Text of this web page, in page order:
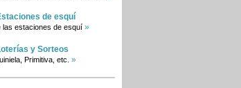
de esquí
las estaciones de esquí »
y Sorteos
Primitiva, etc. »